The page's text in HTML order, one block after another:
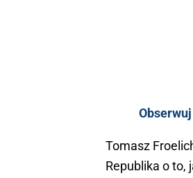
Tomasz
Republika o to,